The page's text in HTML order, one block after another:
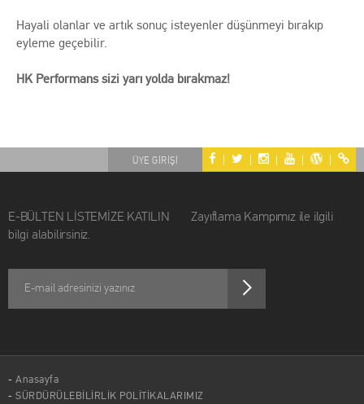
Hayali olanlar ve artık sonuç isteyenler düşünmeyi bırakıp
eyleme geçebilir.
HK Performans sizi yarı yolda bırakmaz!
| | | | |
ÜYE GİRİŞİ
E-BÜLTEN LİSTEMİZE KATILIN Zayıflama Kampımız ile ilgili
bilgi alabilirsiniz.
Anasayfa
SÜRDÜRÜLEBİLİRLİK POLİTİKALARIMIZ